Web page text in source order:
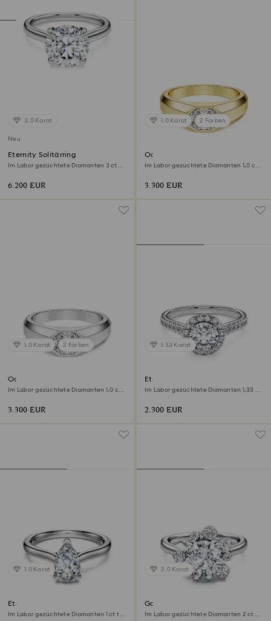
3.0 Karat
Neu
Eternity Solitärring
Im Labor gezüchtete Diamanten 3 ct
6.200 EUR
1.0 Karat 2 Farben
Octagon Bandring
Im Labor gezüchtete Diamanten 1,0 ct
3.300 EUR
1.0 Karat 2 Farben
Octagon Bandring
Im Labor gezüchtete Diamanten 1,0 ct
3.300 EUR
1.33 Karat
Eternity Strahlenkranz-
Solitärring
Im Labor gezüchtete Diamanten 1,33 ct
2.300 EUR
1.0 Karat
Eternity Solitärring
Im Labor gezüchtete Diamanten 1 ct tw,
2.0 Karat
Galaxy Ring
Im Labor gezüchtete Diamanten 2 ct